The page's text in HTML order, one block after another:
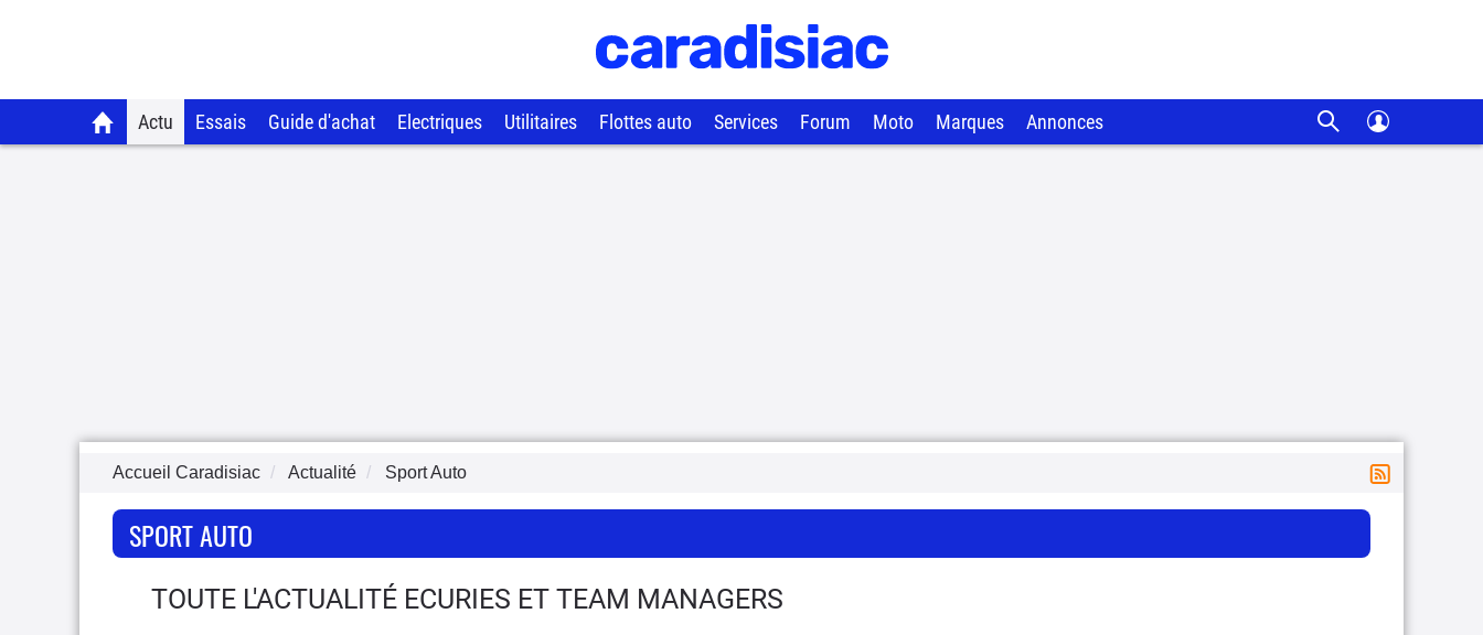
Actu Essais Guide d'achat Electriques Utilitaires Flottes auto Services Forum Moto Marques Annonces
Accueil Caradisiac Actualité Sport Auto
SPORT AUTO
TOUTE L'ACTUALITÉ ECURIES ET TEAM MANAGERS